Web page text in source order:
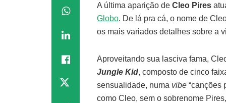
A última aparição de Cleo Pires
Globo. De lá pra cá, o nome de
os mais variados detalhes sobre a
Aproveitando sua lasciva fama,
Jungle Kid, composto de cinco
sensualidade, numa vibe “canções
como Cleo, sem o sobrenome